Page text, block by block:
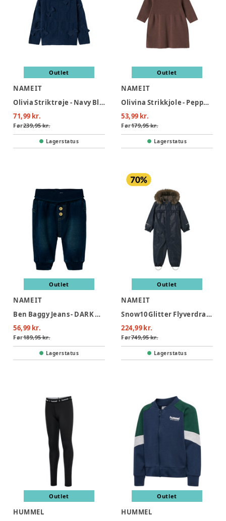
Outlet
NAME IT
Olivia Striktrøje - Navy Blazer
71,99 kr.
Før239,95 kr.
Lagerstatus
Outlet
NAME IT
Olivina Strikkjole - Peppercorn
53,99 kr.
Før179,95 kr.
Lagerstatus
Outlet
NAME IT
Ben Baggy Jeans - DARK DENIM
56,99 kr.
Før189,95 kr.
Lagerstatus
Outlet
NAME IT
Snow10 Glitter Flyverdragt - Dark Sapphire
224,99 kr.
Før749,95 kr.
Lagerstatus
Outlet
HUMMEL
Outlet
HUMMEL